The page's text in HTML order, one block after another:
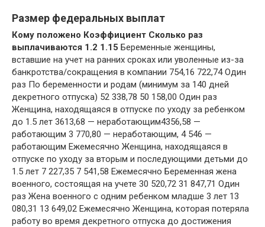
Размер федеральных выплат
Кому положено Коэффициент Сколько раз
выплачиваются 1.2 1.15 Беременные женщины,
вставшие на учет на ранних сроках или уволенные из-за
банкротства/сокращения в компании 754,16 722,74 Один
раз По беременности и родам (минимум за 140 дней
декретного отпуска) 52 338,78 50 158,00 Один раз
Женщина, находящаяся в отпуске по уходу за ребенком
до 1.5 лет 3613,68 — неработающим4356,58 —
работающим 3 770,80 — неработающим, 4 546 —
работающим Ежемесячно Женщина, находящаяся в
отпуске по уходу за вторым и последующими детьми до
1.5 лет 7 227,35 7 541,58 Ежемесячно Беременная жена
военного, состоящая на учете 30 520,72 31 847,71 Один
раз Жена военного с одним ребенком младше 3 лет 13
080,31 13 649,02 Ежемесячно Женщина, которая потеряла
работу во время декретного отпуска до достижения